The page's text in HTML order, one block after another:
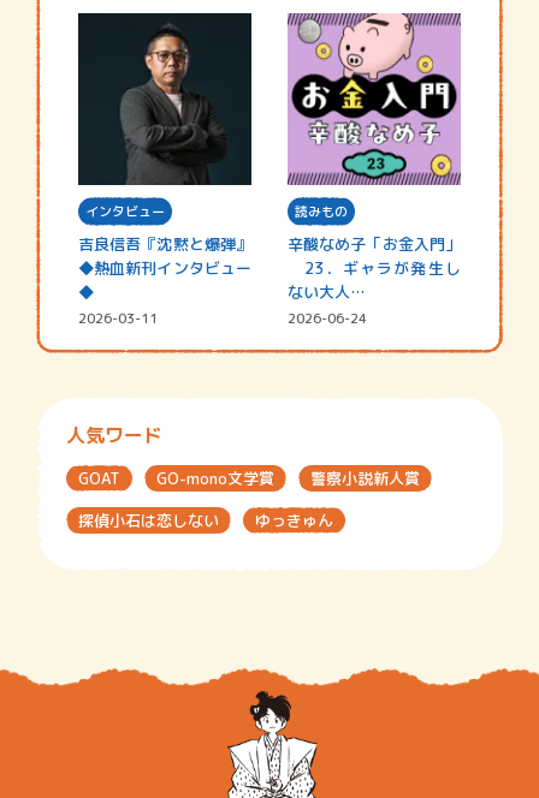
インタビュー
吉良信吾『沈黙と爆弾』
◆熱血新刊インタビュー
◆
2026-03-11
読みもの
辛酸なめ子「お金入門」
23．ギャラが発生し
ない大人…
2026-06-24
人気ワード
GOAT GO-mono文学賞
警察小説新人賞
探偵小石は恋しない
ゆっきゅん